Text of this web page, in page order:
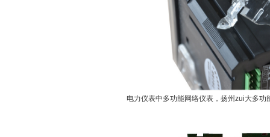
电力仪表中多功能网络仪表，扬州zui大多